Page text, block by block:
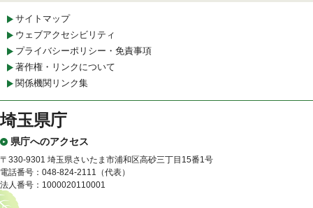
サイトマップ
ウェブアクセシビリティ
プライバシーポリシー・免責事項
著作権・リンクについて
関係機関リンク集
埼玉県庁
県庁へのアクセス
〒330-9301 埼玉県さいたま市浦和区高砂三丁目15番1号
電話番号：048-824-2111（代表）
法人番号：1000020110001